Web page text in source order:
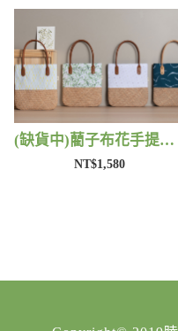
(缺貨中)藺子布花手提包 | 藺子
NT$1,580